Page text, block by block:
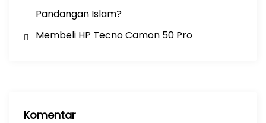
Pandangan Islam?
Membeli HP Tecno Camon 50 Pro
Komentar